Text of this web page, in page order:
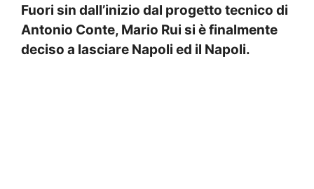
Fuori sin dall’inizio dal progetto tecnico di
Antonio Conte, Mario Rui si è finalmente
deciso a lasciare Napoli ed il Napoli.